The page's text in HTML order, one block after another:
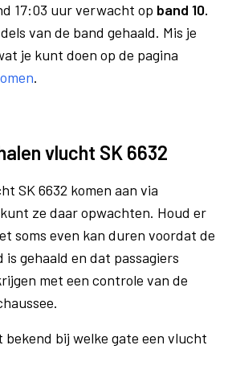
17:03 uur verwacht op band 10.
van de band gehaald. Mis je
je kunt doen op de pagina
.
vlucht SK 6632
SK 6632 komen aan via
ze daar opwachten. Houd er
soms even kan duren voordat de
is gehaald en dat passagiers
met een controle van de
bekend bij welke gate een vlucht